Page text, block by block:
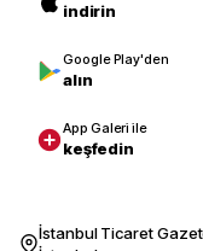
indirin
Google Play'den
alın
App Galeri ile
keşfedin
İstanbul Ticaret